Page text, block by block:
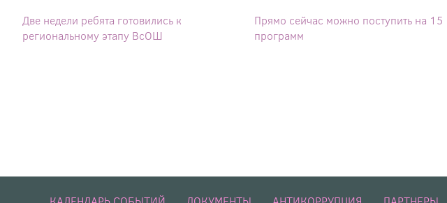
Две недели ребята готовились к
региональному этапу ВсОШ
Прямо сейчас можно поступить на 15
программ